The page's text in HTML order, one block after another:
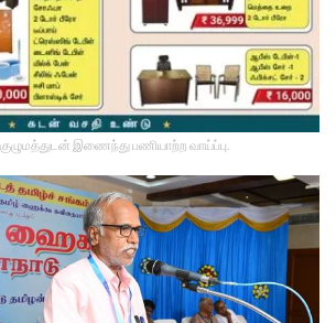
இணைந்து பணியாற்ற வாய்ப்பு.